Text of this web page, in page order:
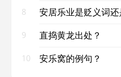
8 安居乐业是贬义词
9 直捣黄龙出处？
10 安乐窝的例句？